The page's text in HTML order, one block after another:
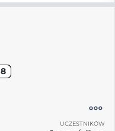
8
UCZESTNIKÓW